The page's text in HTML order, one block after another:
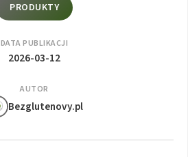
PRODUKTY
DATA PUBLIKACJI
2026-03-12
AUTOR
Bezglutenovy.pl